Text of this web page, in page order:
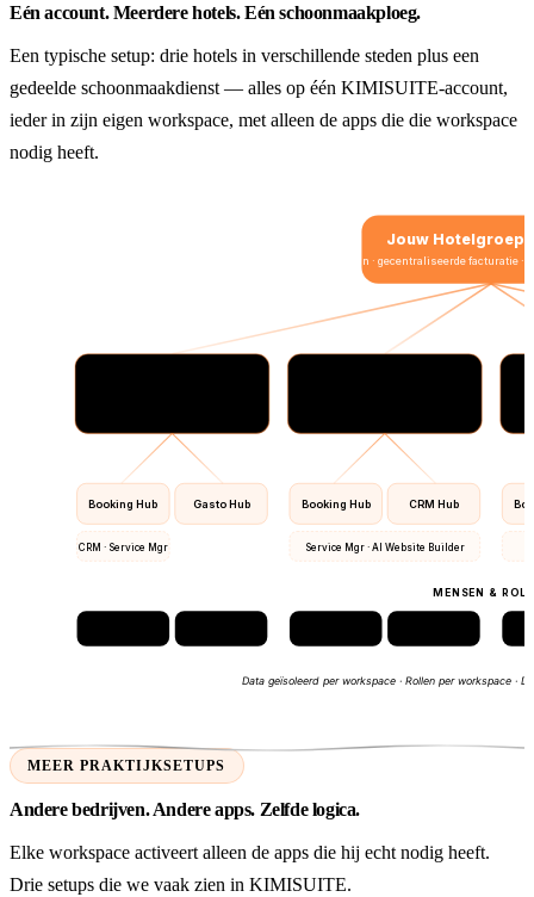
Eén account. Meerdere hotels. Eén schoonmaakploeg.
Een typische setup: drie hotels in verschillende steden plus een
gedeelde schoonmaakdienst — alles op één KIMISUITE-account,
ieder in zijn eigen workspace, met alleen de apps die die workspace
nodig heeft.
Jouw
één login · gecentraliseerde facturatie ·
Booking Hub Gasto Hub Booking Hub CRM Hub
CRM · Service Mgr Service Mgr · AI Website Builder
MENSEN &
Data geïsoleerd per workspace · Rollen per workspace ·
MEER PRAKTIJKSETUPS
Andere bedrijven. Andere apps. Zelfde logica.
Elke workspace activeert alleen de apps die hij echt nodig heeft.
Drie setups die we vaak zien in KIMISUITE.